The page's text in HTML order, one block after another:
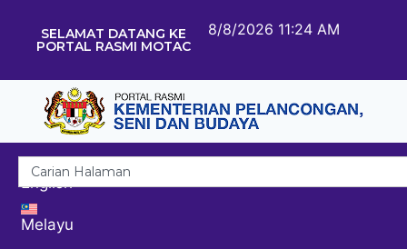
SELAMAT DATANG KE
PORTAL RASMI MOTAC
8/8/2026 11:24 AM
English
Melayu